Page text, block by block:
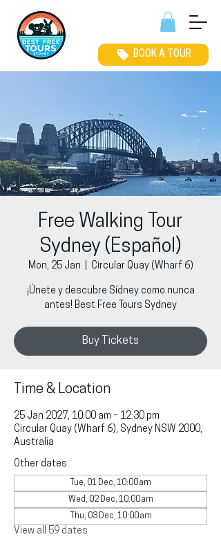
BOOK A TOUR
Free Walking Tour
Sydney (Español)
Mon, 25 Jan Circular Quay (Wharf 6)
¡Únete y descubre Sídney como nunca
antes! Best Free Tours Sydney
Buy Tickets
Time & Location
25 Jan 2027, 10:00 am – 12:30 pm
Circular Quay (Wharf 6), Sydney NSW 2000,
Australia
Other dates
Tue, 01 Dec, 10:00 am
Wed, 02 Dec, 10:00 am
Thu, 03 Dec, 10:00 am
View all 59 dates